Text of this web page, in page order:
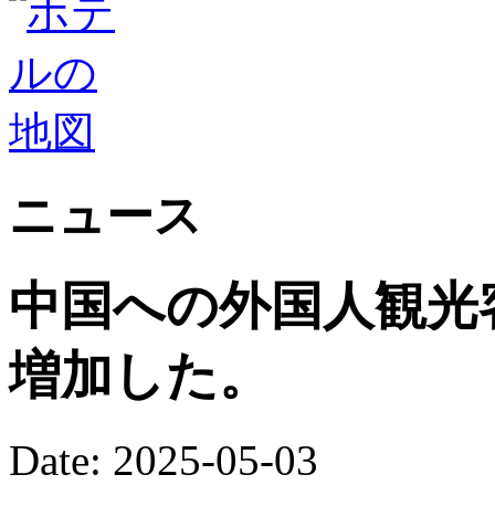
ニュース
中国への外国人観
増加した。
Date: 2025-05-03